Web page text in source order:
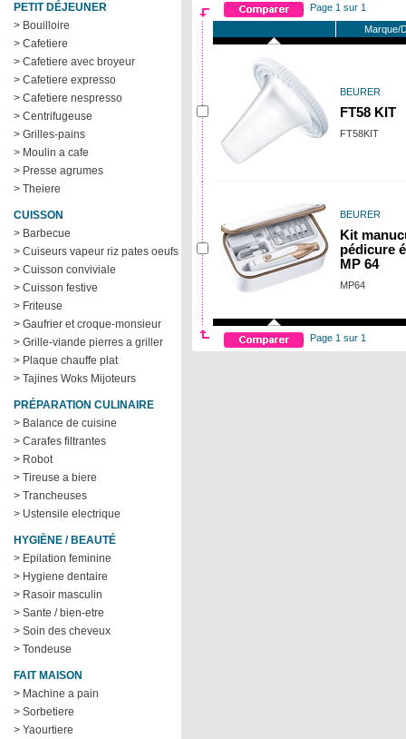
PETIT DÉJEUNER
> Bouilloire
> Cafetiere
> Cafetiere avec broyeur
> Cafetiere expresso
> Cafetiere nespresso
> Centrifugeuse
> Grilles-pains
> Moulin a cafe
> Presse agrumes
> Theiere
CUISSON
> Barbecue
> Cuiseurs vapeur riz pates oeufs
> Cuisson conviviale
> Cuisson festive
> Friteuse
> Gaufrier et croque-monsieur
> Grille-viande pierres a griller
> Plaque chauffe plat
> Tajines Woks Mijoteurs
PRÉPARATION CULINAIRE
> Balance de cuisine
> Carafes filtrantes
> Robot
> Tireuse a biere
> Trancheuses
> Ustensile electrique
HYGIÈNE / BEAUTÉ
> Epilation feminine
> Hygiene dentaire
> Rasoir masculin
> Sante / bien-etre
> Soin des cheveux
> Tondeuse
FAIT MAISON
> Machine a pain
> Sorbetiere
> Yaourtiere
Page 1 sur 1
Marque/
BEURER
FT58 KIT
FT58KIT
BEURER
Kit
pédicure
MP 64
MP64
Page 1 sur 1